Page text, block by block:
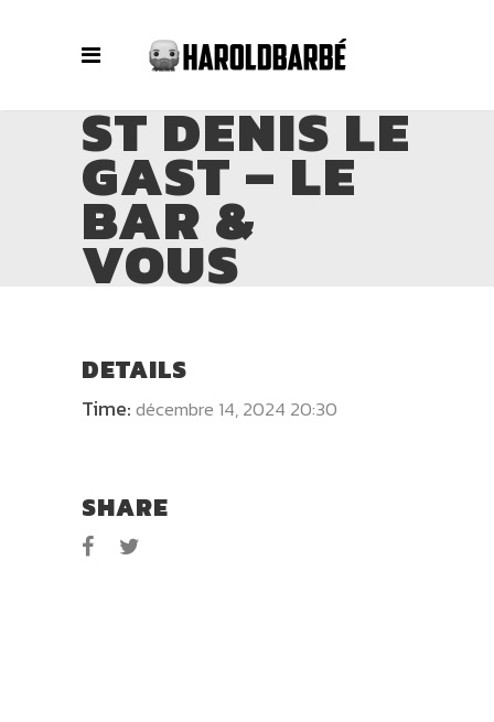
ST DENIS LE
GAST – LE
BAR &
VOUS
DETAILS
Time:décembre 14, 2024 20:30
SHARE